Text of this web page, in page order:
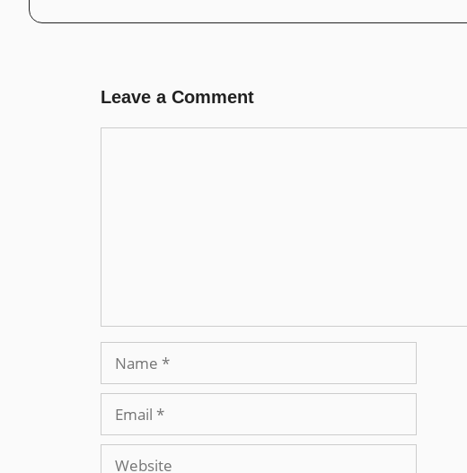
Leave a Comment